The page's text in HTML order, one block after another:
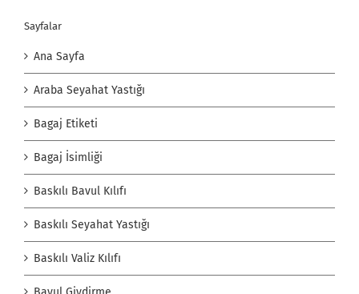
Sayfalar
Ana Sayfa
Araba Seyahat Yastığı
Bagaj Etiketi
Bagaj İsimliği
Baskılı Bavul Kılıfı
Baskılı Seyahat Yastığı
Baskılı Valiz Kılıfı